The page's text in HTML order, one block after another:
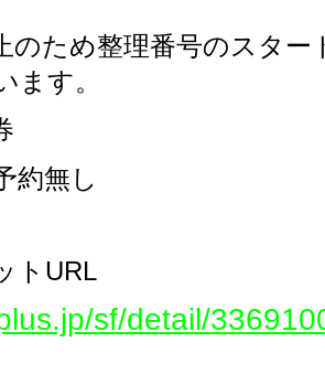
のため整理番号のスター
ます。
約無し
ト URL
sf/detail/